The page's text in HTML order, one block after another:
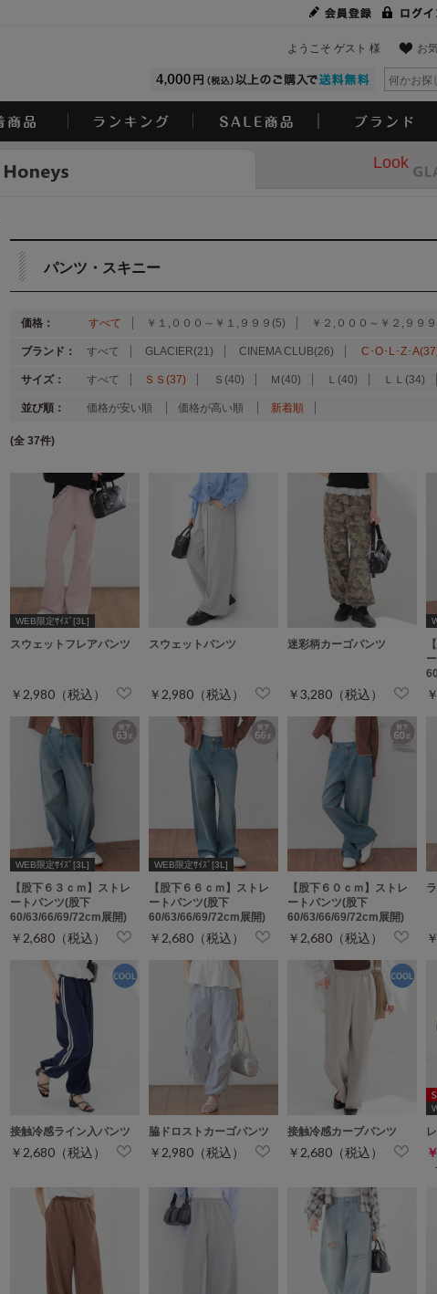
お
ようこそ ゲスト 様
Look
パンツ・スキニー
価格： すべて ￥１,０００～￥１,９９９(5) ￥２,０００～￥２,９９
ブランド： すべて GLACIER(21) CINEMA CLUB(26) C･O･L･Z･
サイズ： すべて ＳＳ(37) Ｓ(40) Ｍ(40) Ｌ(40) ＬＬ(34)
並び順： 価格が安い順 価格が高い順 新着順
(全 37件)
WEB限定ｻｲｽﾞ[3L]
スウェットフレアパンツ
￥2,980（税込）
スウェットパンツ
￥2,980（税込）
迷彩柄カーゴパンツ
￥3,280（税込）
WEB限定ｻｲｽﾞ[3L]
【股下６３ｃｍ】ストレ
ートパンツ(股下
60/63/66/69/72cm展開)
￥2,680（税込）
WEB限定ｻｲｽﾞ[3L]
【股下６６ｃｍ】ストレ
ートパンツ(股下
60/63/66/69/72cm展開)
￥2,680（税込）
【股下６０ｃｍ】ストレ
ートパンツ(股下
60/63/66/69/72cm展開)
￥2,680（税込）
接触冷感ライン入パンツ
￥2,680（税込）
脇ドロストカーゴパンツ
￥2,980（税込）
接触冷感カーブパンツ
￥2,680（税込）